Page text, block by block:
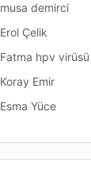
musa demirci
Erol Çelik
Fatma hpv virüsü
Koray Emir
Esma Yüce